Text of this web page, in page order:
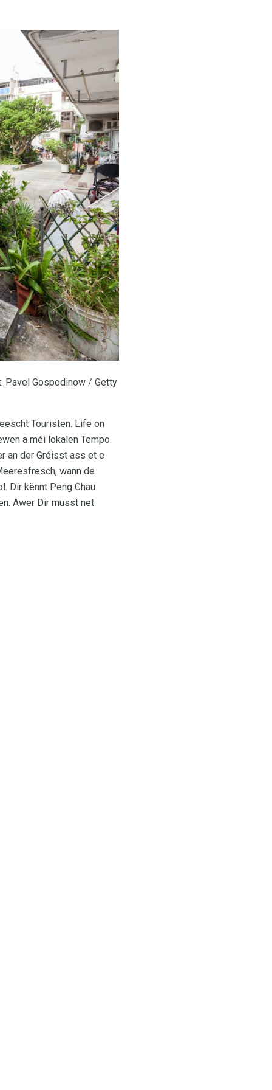
Pavel Gospodinow / Getty
Touristen. Life on
a méi lokalen Tempo
an der Gréisst ass et e
wann de
Dir kënnt Peng Chau
Awer Dir musst net